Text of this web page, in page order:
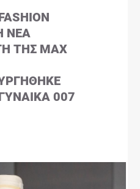
ΝΈΑ
ΤΗΣ MAX
007